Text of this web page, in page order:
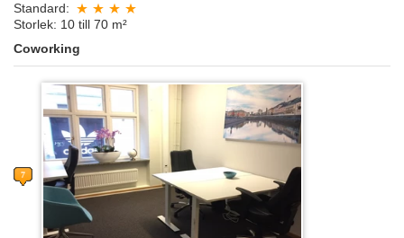
Standard:
Storlek: 10 till 70 m²
Coworking